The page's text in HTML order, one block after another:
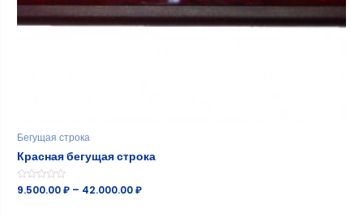
Бегущая строка
Красная бегущая строка
Оценка
0
9.500.00₽ – 42.000.00₽